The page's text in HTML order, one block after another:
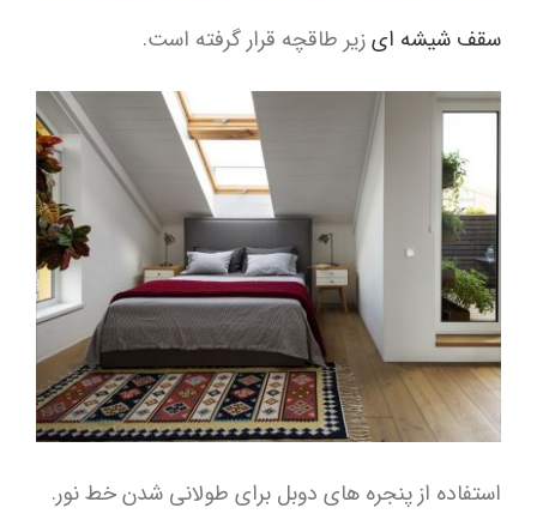
سقف شیشه ایزیر طاقچه قرار گرفته است.
استفاده از پنجره های دوبل برای طولانی شدن خط نور.